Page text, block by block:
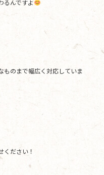
るんですよ
ものまで幅広く対応していま
ください！